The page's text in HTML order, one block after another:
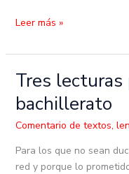
Leer más »
Tres lecturas
bachillerato
Comentario de textos,
Para los que no sean
red y porque lo
Tres
para
primero
bachillerato